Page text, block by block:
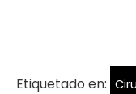
Etiquetado en: